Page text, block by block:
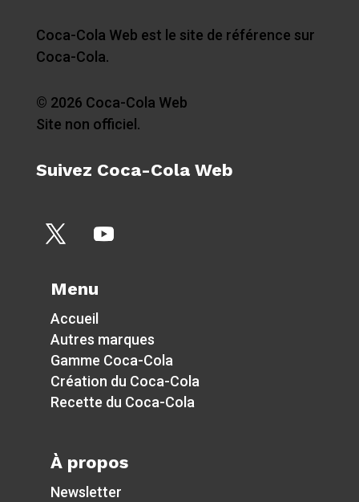
Coca-Cola Web est le site de référence sur
Coca-Cola.
© 2026 Coca-Cola Web
Site non officiel.
Suivez Coca-Cola Web
Menu
Accueil
Autres marques
Gamme Coca-Cola
Création du Coca-Cola
Recette du Coca-Cola
À propos
Newsletter